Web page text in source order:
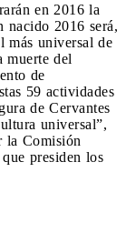
en 2016 la
nacido 2016 será,
más universal de
muerte del
de
59 actividades
de Cervantes
universal”,
la Comisión
presiden los